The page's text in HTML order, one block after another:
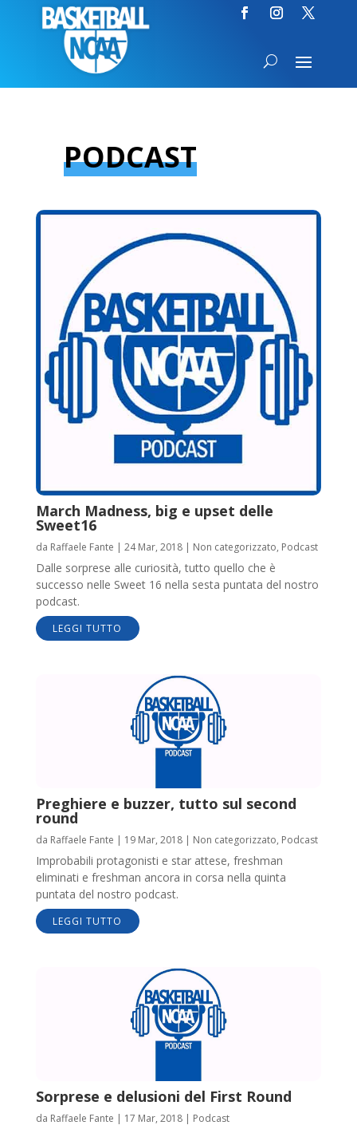
PODCAST
March Madness, big e upset delle
Sweet16
da Raffaele Fante | 24 Mar, 2018| Non categorizzato, Podcast
Dalle sorprese alle curiosità, tutto quello che è
successo nelle Sweet 16 nella sesta puntata del nostro
podcast.
LEGGI TUTTO
Preghiere e buzzer, tutto sul second
round
da Raffaele Fante | 19 Mar, 2018| Non categorizzato, Podcast
Improbabili protagonisti e star attese, freshman
eliminati e freshman ancora in corsa nella quinta
puntata del nostro podcast.
LEGGI TUTTO
Sorprese e delusioni del First Round
da Raffaele Fante | 17 Mar, 2018| Podcast